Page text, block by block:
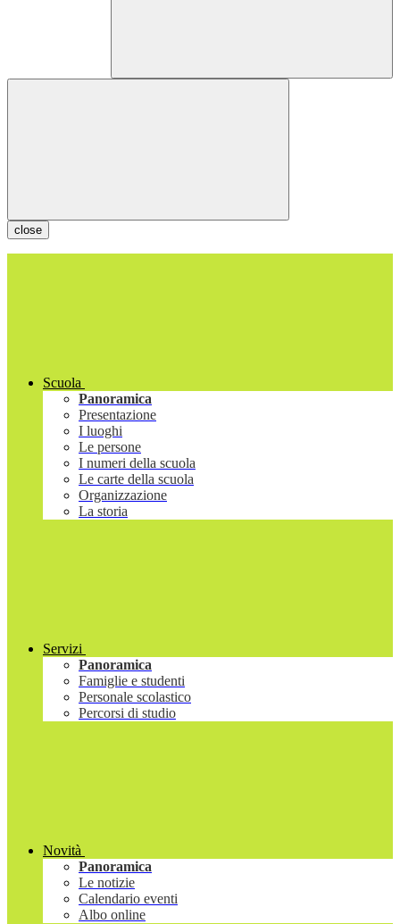
close
Scuola
Panoramica
Presentazione
I luoghi
Le persone
I numeri della scuola
Le carte della scuola
Organizzazione
La storia
Servizi
Panoramica
Famiglie e studenti
Personale scolastico
Percorsi di studio
Novità
Panoramica
Le notizie
Calendario eventi
Albo online